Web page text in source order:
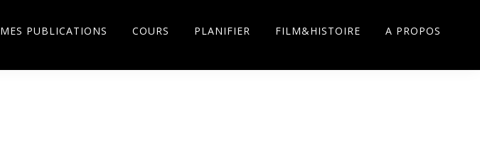
MES PUBLICATIONS COURS PLANIFIER FILM&HISTOIRE A PROPOS